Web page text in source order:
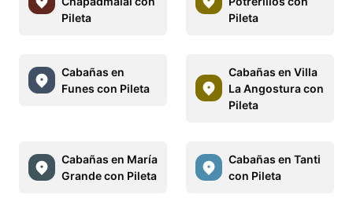
Pileta
Pileta
Cabañas en
Funes con Pileta
Cabañas en Villa
La Angostura con
Pileta
Cabañas en María
Grande con Pileta
Cabañas en Tanti
con Pileta